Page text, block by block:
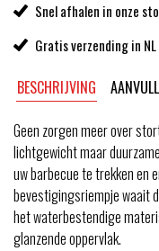
Snel afhalen in onze
Gratis verzending in
BESCHRIJVING
Geen zorgen meer over
lichtgewicht maar
uw barbecue te trekken en
bevestigingsriempje waait
het waterbestendige
glanzende oppervlak.